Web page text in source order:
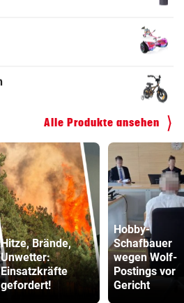
Alle Produkte ansehen
Hitze, Brände,
Unwetter:
Einsatzkräfte
gefordert!
Hobby-
Schafbauer
wegen Wolf-
Postings vor
Gericht